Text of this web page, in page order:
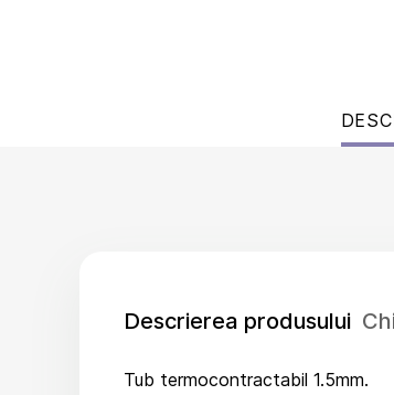
Descrierea produsului
Tub termocontractabil 1.5mm.